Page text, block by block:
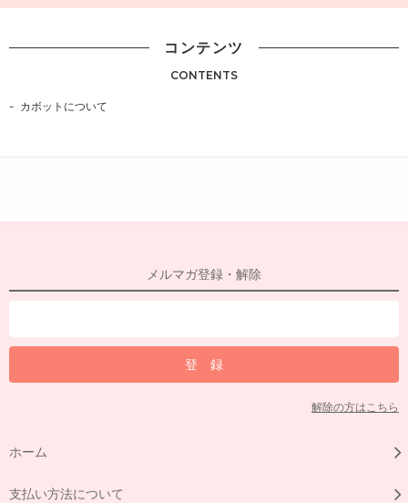
コンテンツ
CONTENTS
カボットについて
メルマガ登録・解除
解除の方はこちら
ホーム
支払い方法について